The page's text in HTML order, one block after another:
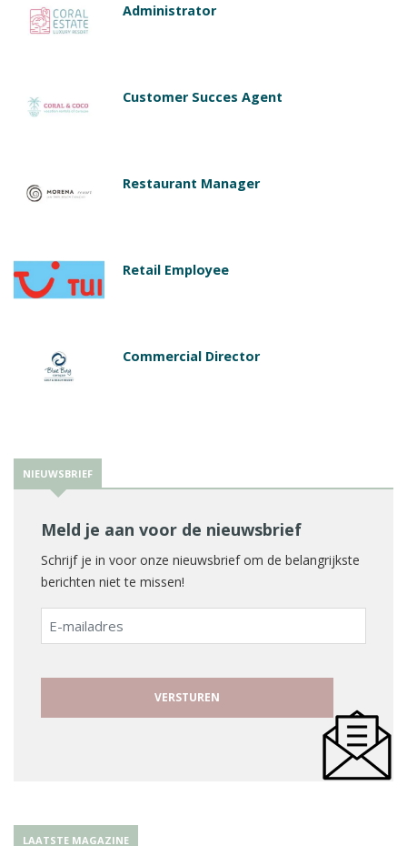
Administrator
Customer Succes Agent
Restaurant Manager
Retail Employee
Commercial Director
NIEUWSBRIEF
Meld je aan voor de nieuwsbrief
Schrijf je in voor onze nieuwsbrief om de belangrijkste
berichten niet te missen!
E-
mailadres
LAATSTE MAGAZINE